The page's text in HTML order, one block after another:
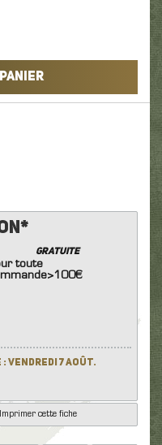
GRATUITE
toute
Vendredi 7 Août.
Imprimer cette fiche